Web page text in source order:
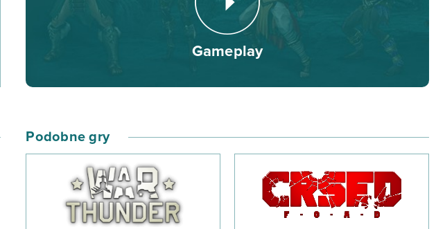
Podczas podróży po sanktuarium spotkasz wirtuozów wielu rzemiosł, a ci z
kolei ulepszą Twój oręż do epickiego poziomu, dzięki czemu poskramianie sił
zła przyjdzie Ci z dużo większą łatwością. Inwestuj swój czas i zasoby
Nowoczesny system walk z przeciwnikami, a także zaskakujące efekty
W przeciwieństwie do poprzednich części przygód bohaterów Sanktuarium,
Gameplay
Podobne gry